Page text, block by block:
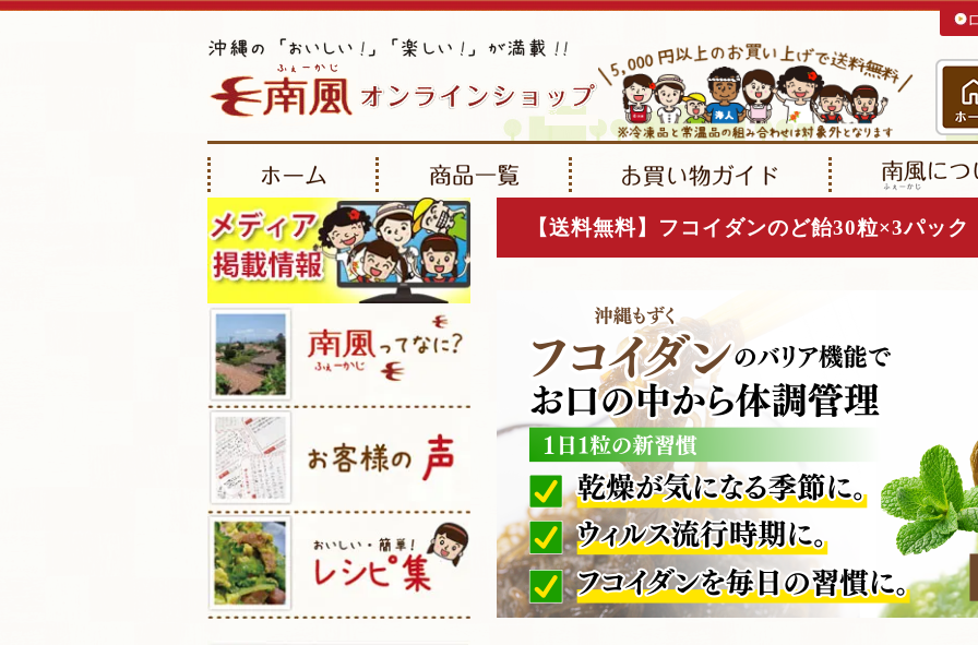
【送料無料】フコイダンのど飴30粒×3パッ